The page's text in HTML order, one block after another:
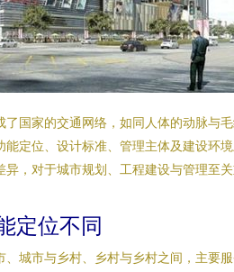
国家的交通网络，如同人体的动脉与
定位、设计标准、管理主体及建设环
，对于城市规划、工程建设与管理至
定位不同
、城市与乡村、乡村与乡村之间，主要